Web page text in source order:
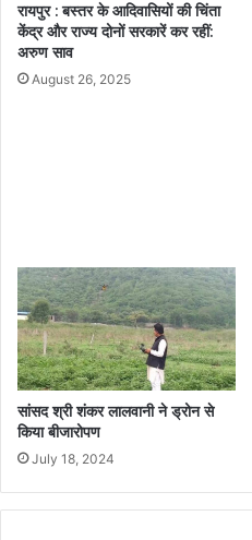
रायपुर : बस्तर के आदिवासियों की चिंता
केंद्र और राज्य दोनों सरकारें कर रहीं:
अरुण साव
August 26, 2025
सांसद श्री शंकर लालवानी ने ड्रोन से
किया बीजारोपण
July 18, 2024